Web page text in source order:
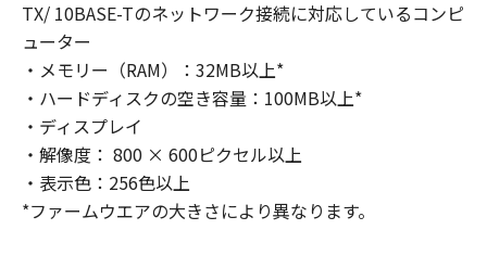
TX/ 10BASE-Tのネットワーク接続に対応しているコンピ
ューター
・メモリー（RAM）：32MB以上*
・ハードディスクの空き容量：100MB以上*
・ディスプレイ
・解像度： 800 × 600ピクセル以上
・表示色：256色以上
*ファームウエアの大きさにより異なります。